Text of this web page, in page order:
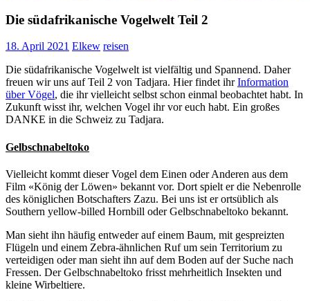
Die südafrikanische Vogelwelt Teil 2
18. April 2021 Elkew reisen
Die südafrikanische Vogelwelt ist vielfältig und Spannend. Daher
freuen wir uns auf Teil 2 von Tadjara. Hier findet ihrInformation
über Vögel, die ihr vielleicht selbst schon einmal beobachtet habt. In
Zukunft wisst ihr, welchen Vogel ihr vor euch habt. Ein großes
DANKE in die Schweiz zu Tadjara.
Gelbschnabeltoko
Vielleicht kommt dieser Vogel dem Einen oder Anderen aus dem
Film «König der Löwen» bekannt vor. Dort spielt er die Nebenrolle
des königlichen Botschafters Zazu. Bei uns ist er ortsüblich als
Southern yellow-billed Hornbill oder Gelbschnabeltoko bekannt.
Man sieht ihn häufig entweder auf einem Baum, mit gespreizten
Flügeln und einem Zebra-ähnlichen Ruf um sein Territorium zu
verteidigen oder man sieht ihn auf dem Boden auf der Suche nach
Fressen. Der Gelbschnabeltoko frisst mehrheitlich Insekten und
kleine Wirbeltiere.